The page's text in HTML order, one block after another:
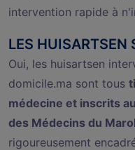
intervention rapide à
LES HUISARTSEN
Oui, les huisartsen
domicile.ma sont tous
médecine et inscrits
des Médecins du
rigoureusement